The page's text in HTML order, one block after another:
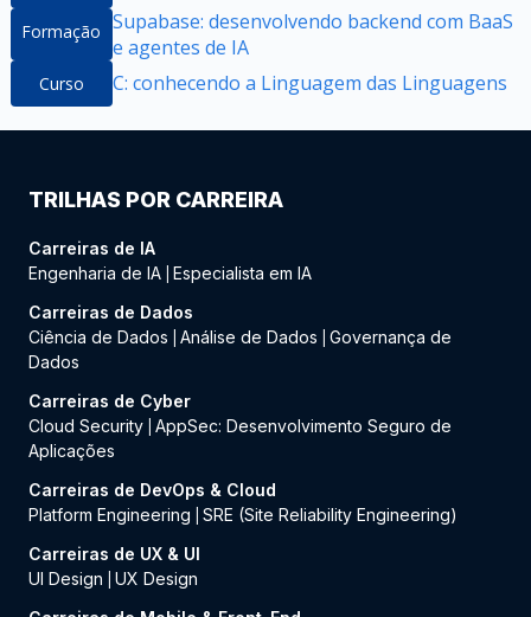
Formação Supabase: desenvolvendo backend com BaaS
e agentes de IA
Curso C: conhecendo a Linguagem das Linguagens
TRILHAS POR CARREIRA
Carreiras de IA
Engenharia de IA Especialista em IA
Carreiras de Dados
Ciência de Dados
Análise de Dados
Governança de
Dados
Carreiras de Cyber
Cloud Security AppSec: Desenvolvimento Seguro de
Aplicações
Carreiras de DevOps & Cloud
Platform Engineering
SRE (Site Reliability Engineering)
Carreiras de UX & UI
UI Design
UX Design